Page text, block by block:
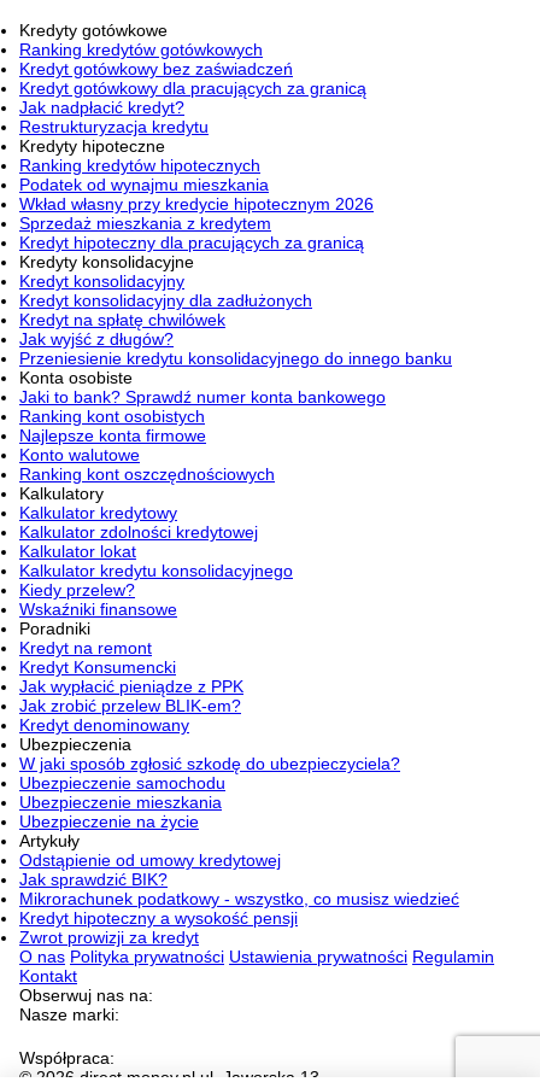
Kredyty gotówkowe
Ranking kredytów gotówkowych
Kredyt gotówkowy bez zaświadczeń
Kredyt gotówkowy dla pracujących za granicą
Jak nadpłacić kredyt?
Restrukturyzacja kredytu
Kredyty hipoteczne
Ranking kredytów hipotecznych
Podatek od wynajmu mieszkania
Wkład własny przy kredycie hipotecznym 2026
Sprzedaż mieszkania z kredytem
Kredyt hipoteczny dla pracujących za granicą
Kredyty konsolidacyjne
Kredyt konsolidacyjny
Kredyt konsolidacyjny dla zadłużonych
Kredyt na spłatę chwilówek
Jak wyjść z długów?
Przeniesienie kredytu konsolidacyjnego do innego banku
Konta osobiste
Jaki to bank? Sprawdź numer konta bankowego
Ranking kont osobistych
Najlepsze konta firmowe
Konto walutowe
Ranking kont oszczędnościowych
Kalkulatory
Kalkulator kredytowy
Kalkulator zdolności kredytowej
Kalkulator lokat
Kalkulator kredytu konsolidacyjnego
Kiedy przelew?
Wskaźniki finansowe
Poradniki
Kredyt na remont
Kredyt Konsumencki
Jak wypłacić pieniądze z PPK
Jak zrobić przelew BLIK-em?
Kredyt denominowany
Ubezpieczenia
W jaki sposób zgłosić szkodę do ubezpieczyciela?
Ubezpieczenie samochodu
Ubezpieczenie mieszkania
Ubezpieczenie na życie
Artykuły
Odstąpienie od umowy kredytowej
Jak sprawdzić BIK?
Mikrorachunek podatkowy - wszystko, co musisz wiedzieć
Kredyt hipoteczny a wysokość pensji
Zwrot prowizji za kredyt
O nas Polityka prywatności Ustawienia prywatności Regulamin
Kontakt
Obserwuj nas na:
Nasze marki:
Współpraca:
© 2026 direct.money.pl ul. Jaworska 13,